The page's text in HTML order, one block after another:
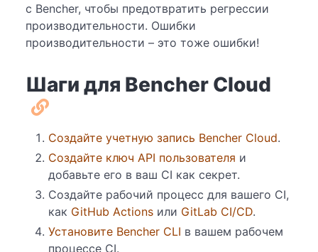
с Bencher, чтобы предотвратить регрессии
производительности. Ошибки
производительности – это тоже ошибки!
Шаги для Bencher Cloud
Создайте учетную запись Bencher Cloud.
Создайте ключ API пользователя и
добавьте его в ваш CI как секрет.
Создайте рабочий процесс для вашего CI,
как GitHub Actions или GitLab CI/CD.
Установите Bencher CLI в вашем рабочем
процессе CI.